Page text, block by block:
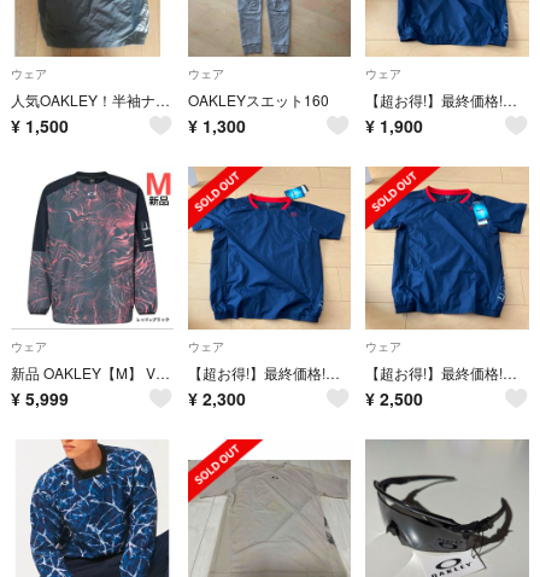
ウェア
人気OAKLEY！半袖ナイロンジャケット！160cm！野球！
¥ 1,500
ウェア
OAKLEYスエット160
¥ 1,300
ウェア
【超お得!】最終価格!オークリージュニア用野球ウェア
¥ 1,900
ウェア
新品 OAKLEY【M】 Vジャン 野球 ウィンドブレーカー オークリー
¥ 5,999
ウェア
【超お得!】最終価格!オークリージャニア用野球ウェア
¥ 2,300
ウェア
【超お得!】最終価格!オークリージャニア用野球ウェア
¥ 2,500